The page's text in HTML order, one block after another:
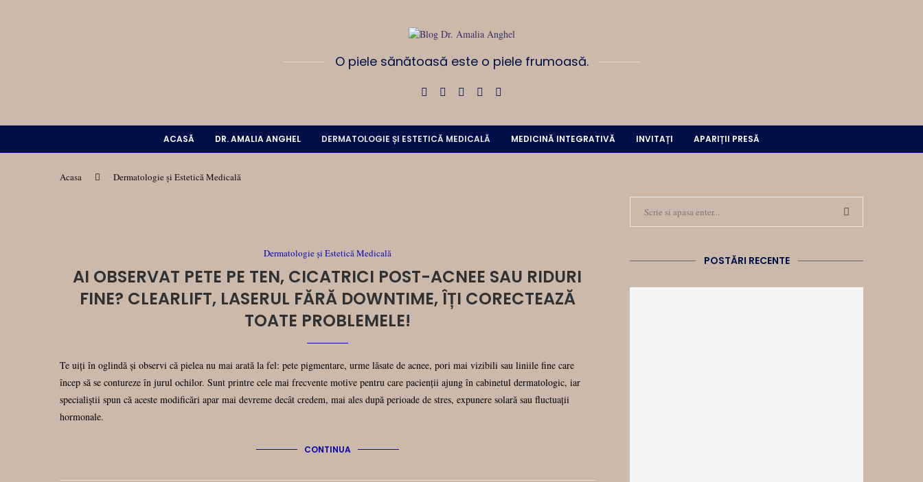
O piele sănătoasă este o piele frumoasă.
ACASĂ DR. AMALIA ANGHEL DERMATOLOGIE ȘI ESTETICĂ MEDICALĂ MEDICINĂ INTEGRATIVĂ INVITAȚI APARIȚII PRESĂ
Acasa Dermatologie și Estetică Medicală
Dermatologie și Estetică Medicală
AI OBSERVAT PETE PE TEN, CICATRICI POST-ACNEE SAU RIDURI
FINE? CLEARLIFT, LASERUL FĂRĂ DOWNTIME, ÎȚI CORECTEAZĂ
TOATE PROBLEMELE!
Te uiți în oglindă și observi că pielea nu mai arată la fel: pete pigmentare, urme lăsate de acnee, pori mai vizibili sau liniile fine care
încep să se contureze în jurul ochilor. Sunt printre cele mai frecvente motive pentru care pacienții ajung în cabinetul dermatologic, iar
specialiștii spun că aceste modificări apar mai devreme decât credem, mai ales după perioade de stres, expunere solară sau fluctuații
hormonale.
CONTINUA
POSTĂRI RECENTE